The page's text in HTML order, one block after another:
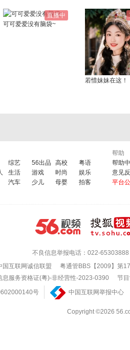
直播中
可可爱爱没有脑袋~
若惜妹妹在这！
综艺 56出品 高校
粤语
生活 游戏 时尚
娱乐
汽车 少儿 母婴 拍客
帮助
帮助
意见
平台
不良信息举报电话：022-65303888
国互联网诚信联盟
粤通管BBS【2009】第
息服务资格证(粤)-非经营性-2023-0390
节
号
中国互联网举报中心
Copyright ©2026